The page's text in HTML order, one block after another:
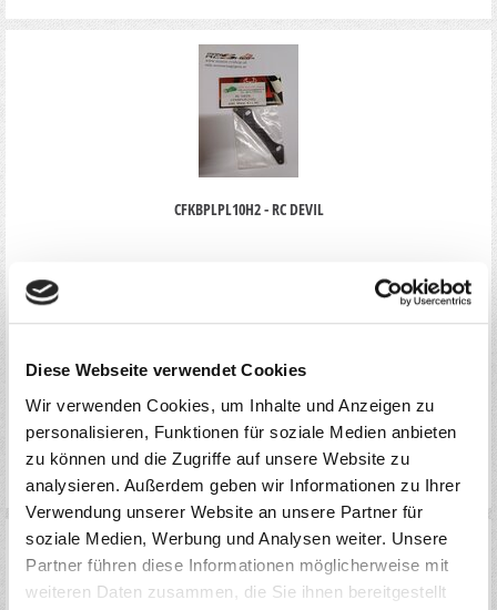
Diese Webseite verwendet Cookies
Wir verwenden Cookies, um Inhalte und Anzeigen zu
personalisieren, Funktionen für soziale Medien anbieten
zu können und die Zugriffe auf unsere Website zu
analysieren. Außerdem geben wir Informationen zu Ihrer
Verwendung unserer Website an unsere Partner für
soziale Medien, Werbung und Analysen weiter. Unsere
Partner führen diese Informationen möglicherweise mit
weiteren Daten zusammen, die Sie ihnen bereitgestellt
CFKBPLPL10H2 - RC DEVIL
€ 11,90*
AUF DIE MERKLISTE
IN DEN WARENKORB
LAGERBESTAND
AUF LAGER(AKTUELL VERFÜGBAR: 1 STÜCK)